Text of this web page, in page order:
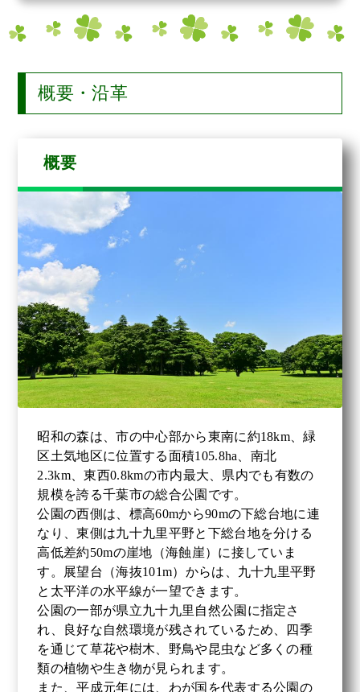
概要・沿革
概要
昭和の森は、市の中心部から東南に約18km、緑
区土気地区に位置する面積105.8ha、南北
2.3km、東西0.8kmの市内最大、県内でも有数の
規模を誇る千葉市の総合公園です。
公園の西側は、標高60mから90mの下総台地に連
なり、東側は九十九里平野と下総台地を分ける
高低差約50mの崖地（海蝕崖）に接していま
す。展望台（海抜101m）からは、九十九里平野
と太平洋の水平線が一望できます。
公園の一部が県立九十九里自然公園に指定さ
れ、良好な自然環境が残されているため、四季
を通じて草花や樹木、野鳥や昆虫など多くの種
類の植物や生き物が見られます。
また、平成元年には、わが国を代表する公園の